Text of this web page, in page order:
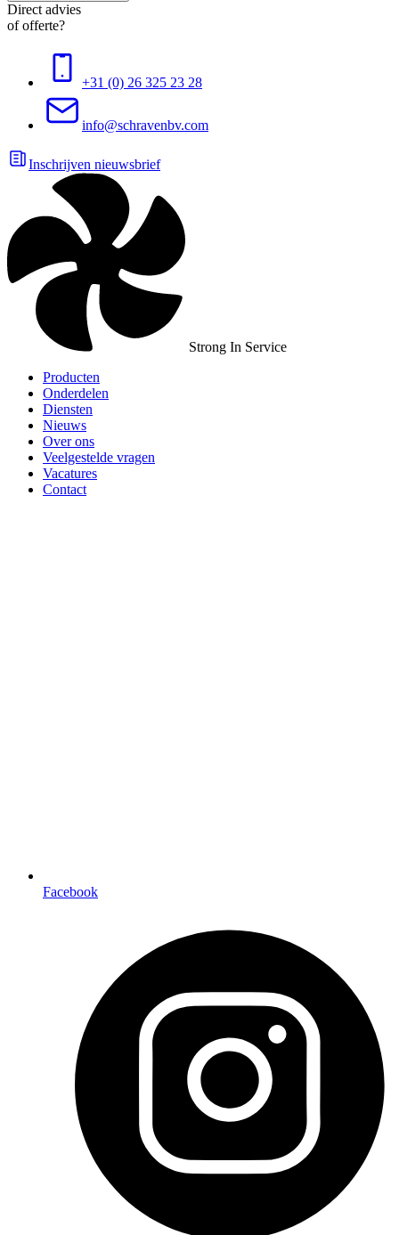
Direct advies
of offerte?
+31 (0) 26 325 23 28
info@schravenbv.com
Inschrijven nieuwsbrief
Strong In Service
Producten
Onderdelen
Diensten
Nieuws
Over ons
Veelgestelde vragen
Vacatures
Contact
Facebook